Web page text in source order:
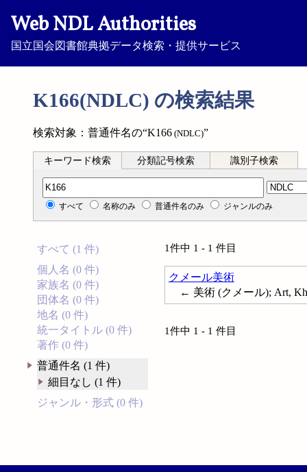
Web NDL Authorities
国立国会図書館典拠データ検索・提供サービス
K166(NDLC) の検索結果
検索対象：普通件名の“K166 (NDLC)”
キーワード検索 分類記号検索 識別子検索
分類記号検索
すべて 名称のみ 普通件名のみ ジャンルのみ
すべて (1 件)
個人名 (0 件)
家族名 (0 件)
団体名 (0 件)
地名 (0 件)
統一タイトル (0 件)
著作 (0 件)
普通件名 (1 件)
細目なし (1 件)
ジャンル・形式 (0 件)
1件中 1 - 1 件目
クメール美術
← 美術 (クメール); Art,
1件中 1 - 1 件目